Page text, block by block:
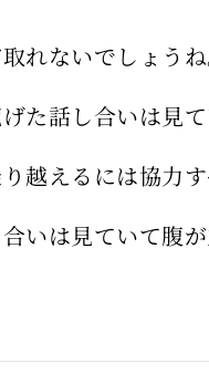
れないでしょうね
た話し合いは見て
越えるには協力
いは見ていて腹